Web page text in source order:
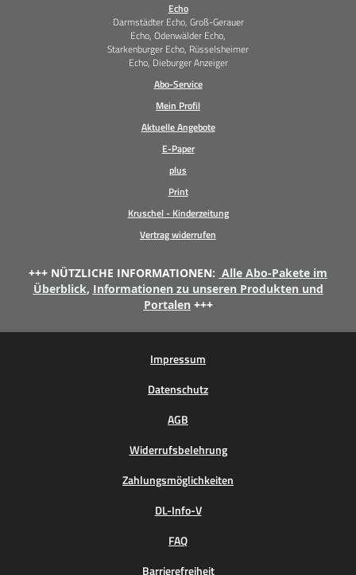
Echo
Darmstädter Echo, Groß-Gerauer
Echo, Odenwälder Echo,
Starkenburger Echo, Rüsselsheimer
Echo, Dieburger Anzeiger
Abo-Service
Mein Profil
Aktuelle Angebote
E-Paper
plus
Print
Kruschel - Kinderzeitung
Vertrag widerrufen
+++ NÜTZLICHE INFORMATIONEN: Alle Abo-Pakete im
Überblick, Informationen zu unseren Produkten und
Portalen +++
Impressum
Datenschutz
AGB
Widerrufsbelehrung
Zahlungsmöglichkeiten
DL-Info-V
FAQ
Barrierefreiheit